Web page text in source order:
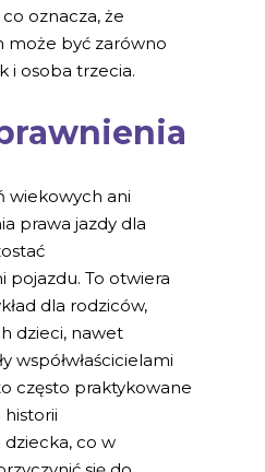
oznacza, że
może być zarówno
i osoba trzecia.
wiekowych ani
prawa jazdy dla
pojazdu. To otwiera
dla rodziców,
dzieci, nawet
współwłaścicielami
często praktykowane
co w